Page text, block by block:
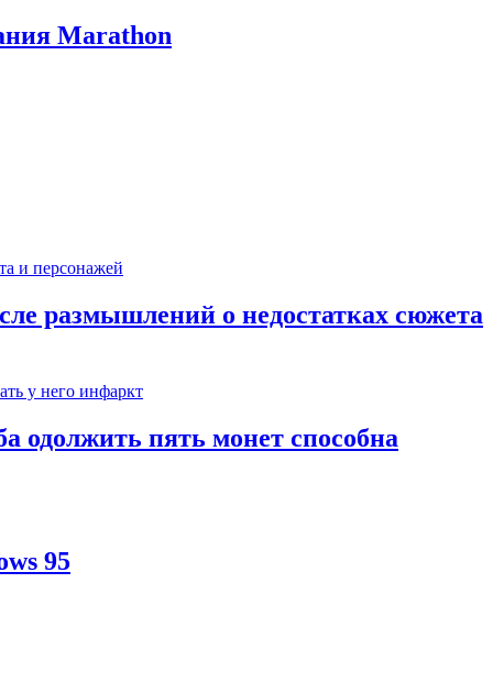
Marathon
размышлений о недостатках сюжета
одолжить пять монет способна
95